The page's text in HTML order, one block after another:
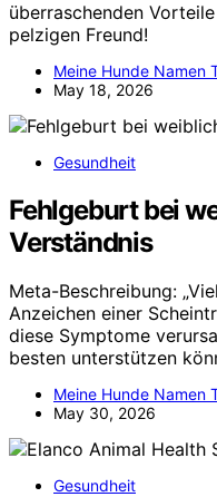
überraschenden
pelzigen Freund!
Meine Hunde Namen
May 18, 2026
Gesundheit
Fehlgeburt bei
Verständnis
Meta-Beschreibung:
Anzeichen einer
diese Symptome
besten unterstützen
Meine Hunde Namen
May 30, 2026
Gesundheit